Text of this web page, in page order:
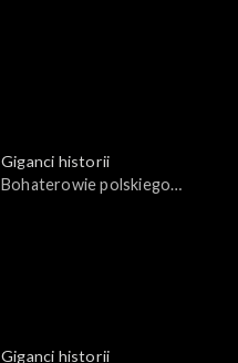
Giganci historii
Bohaterowie polskiego
Giganci historii